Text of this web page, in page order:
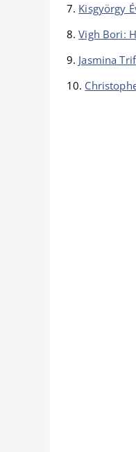
7. Kisgyörgy
8.Vigh Bori:
9. Jasmina
10.